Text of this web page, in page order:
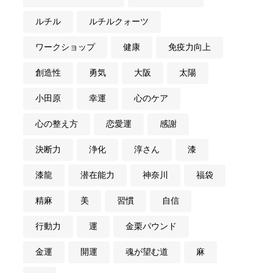
ルチル ルチルクォーツ
ワークショップ 健康 免疫力向上
創造性 勇気 大阪 太陽
小田原 幸運 心のケア
心の整え方 恋愛運 感謝
決断力 浄化 淳さん 漆
漆龍 潜在能力 神奈川 福袋
精麻 美 習慣 自信
行動力 運 金栗パウンド
金運 開運 魂が望む道 麻